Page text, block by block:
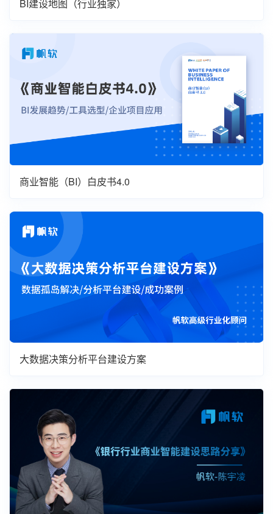
BI建设地图（行业独家）
商业智能（BI）白皮书4.0
大数据决策分析平台建设方案